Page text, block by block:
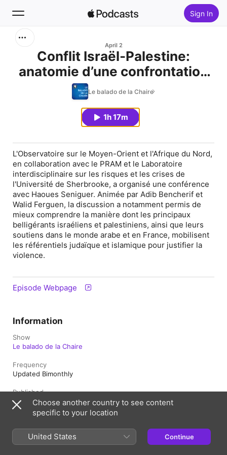
Sign In
Home
April 2
Conflit Israël-Palestine:
anatomie d’une confrontation
théologico-politique
Le balado de la Chaire
1h 17m
L'Observatoire sur le Moyen-Orient et l'Afrique du Nord,
en collaboration avec le PRAM et le Laboratoire
interdisciplinaire sur les risques et les crises de
l'Université de Sherbrooke, a organisé une conférence
avec Haoues Seniguer. Animée par Adib Bencherif et
Walid Ferguen, la discussion a notamment permis de
mieux comprendre la manière dont les principaux
belligérants israéliens et palestiniens, ainsi que leurs
soutiens dans le monde arabe et en France, mobilisent
les référentiels judaïque et islamique pour justifier la
violence.
Episode Webpage
Information
Show
Le balado de la Chaire
Frequency
Updated Bimonthly
Published
April 2, 2026 at 7:37 p.m. UTC
1h 17m
Season
Choose another country to see content
specific to your location
United States Continue